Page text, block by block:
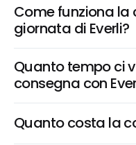
Come funziona la
giornata di Everli?
Quanto tempo ci
consegna con
Quanto costa la